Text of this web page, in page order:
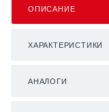
ОПИСАНИЕ
ХАРАКТЕРИСТИКИ
АНАЛОГИ